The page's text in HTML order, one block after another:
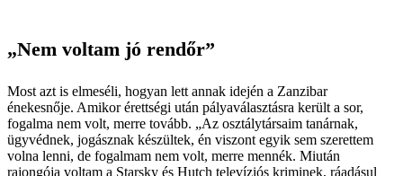
„Nem voltam jó rendőr”
Most azt is elmeséli, hogyan lett annak idején a Zanzibar
énekesnője. Amikor érettségi után pályaválasztásra került a sor,
fogalma nem volt, merre tovább. „Az osztálytársaim tanárnak,
ügyvédnek, jogásznak készültek, én viszont egyik sem szerettem
volna lenni, de fogalmam nem volt, merre mennék. Miután
rajongója voltam a Starsky és Hutch televíziós kriminek, ráadásul